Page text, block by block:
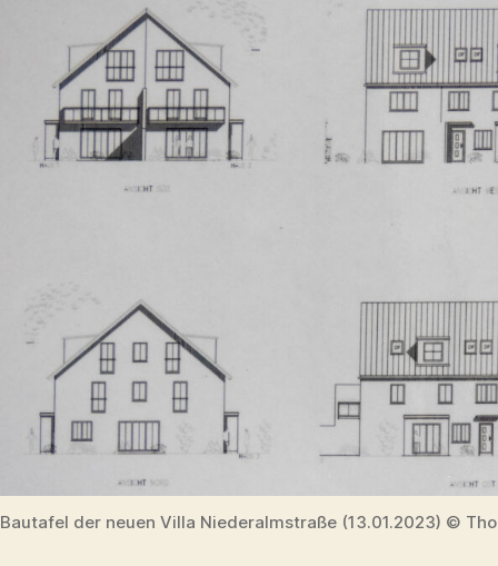
Bautafel der neuen Villa Niederalmstraße (13.01.2023) ©